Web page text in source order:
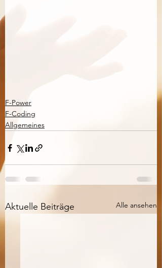
F-Power
F-Coding
Allgemeines
Aktuelle Beiträge Alle ansehen